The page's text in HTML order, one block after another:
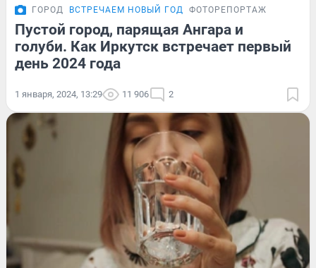
ГОРОД ВСТРЕЧАЕМ НОВЫЙ ГОД ФОТОРЕПОРТАЖ
Пустой город, парящая Ангара и
голуби. Как Иркутск встречает первый
день 2024 года
1 января, 2024, 13:29 11 906 2